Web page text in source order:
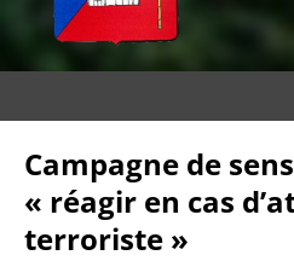
Campagne de
« réagir en cas
terroriste »